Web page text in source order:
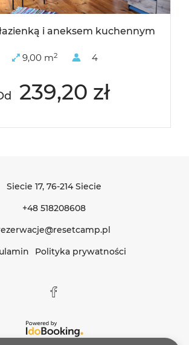
i aneksem kuchennym
9,00 m2 4
239,20 zł
Siecie 17, 76-214 Siecie
+48 518208608
Polityka prywatności